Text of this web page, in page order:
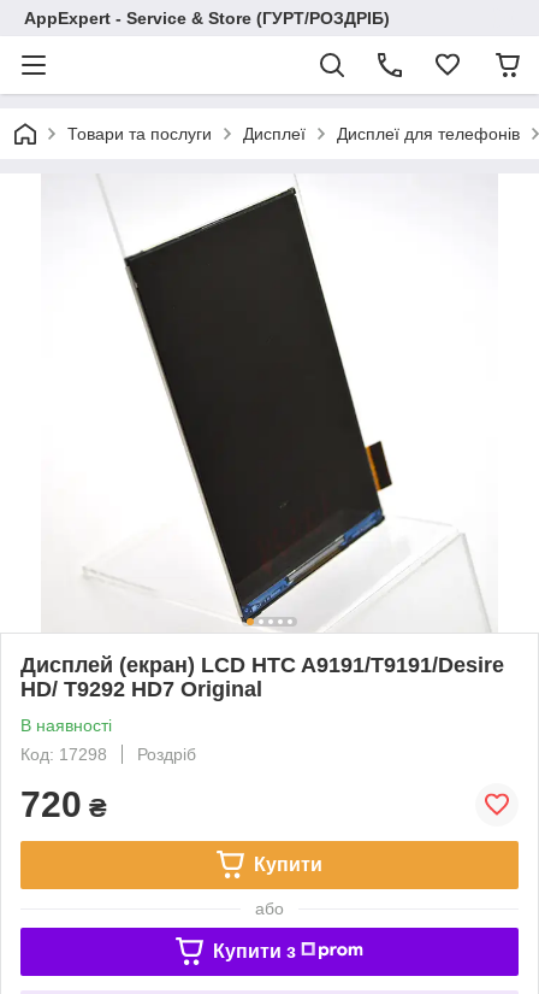
AppExpert - Service & Store (ГУРТ/РОЗДРІБ)
Товари та послуги Дисплеї Дисплеї для телефонів
Дисплей (екран) LCD HTC A9191/T9191/Desire
HD/ T9292 HD7 Original
В наявності
Код: 17298
Роздріб
720 ₴
Купити
або
Купити з